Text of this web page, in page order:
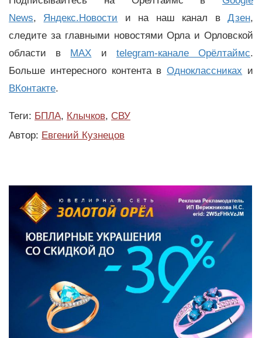
News, Яндекс.Новости и на наш канал вДзен,
следите за главными новостями Орла и Орловской
области в MAX и telegram-канале Орёлтаймс.
Больше интересного контента вОдноклассниках и
ВКонтакте.
Теги: БПЛА, Клычков, СВУ
Автор: Евгений Кузнецов